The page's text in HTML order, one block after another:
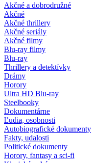
Akčné a dobrodružné
Akčné
Akčné thrillery
Akčné seriály
Akčné filmy
Blu-ray filmy
Blu-ray
Thrillery a detektívky
Drámy
Horory
Ultra HD Blu-ray
Steelbooky
Dokumentárne
Ľudia, osobnosti
Autobiografické dokumenty
Fakty, udalosti
Politické dokumenty
Horory, fantasy a sci-fi